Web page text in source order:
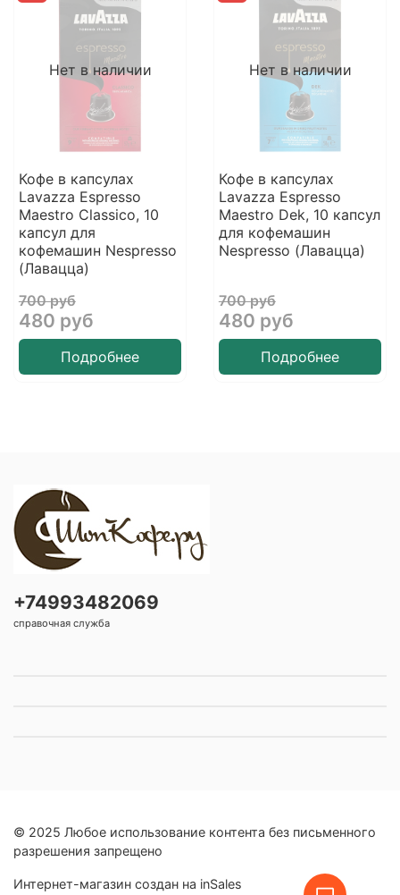
Нет в наличии
Кофе в капсулах
Lavazza Espresso
Maestro Classico, 10
капсул для
кофемашин Nespresso
(Лавацца)
700 руб
480 руб
Подробнее
Нет в наличии
Кофе в капсулах
Lavazza Espresso
Maestro Dek, 10 капсул
для кофемашин
Nespresso (Лавацца)
700 руб
480 руб
Подробнее
+74993482069
справочная служба
© 2025 Любое использование контента без письменного
разрешения запрещено
Интернет-магазин создан на inSales